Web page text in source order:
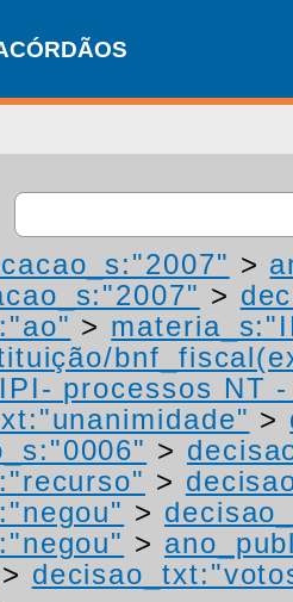
>
>
>
processos NT
>
>
>
>
>
>